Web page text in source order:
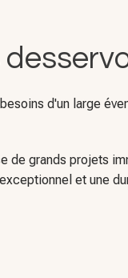
d'un large
de grands projets
et une